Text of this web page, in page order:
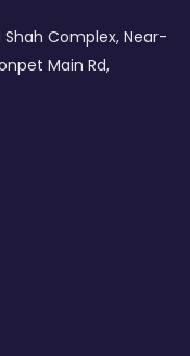
Shah Complex, Near-
Main Rd,